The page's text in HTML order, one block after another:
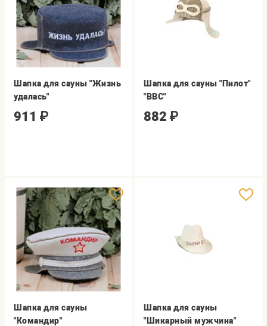
Шапка для сауны "Жизнь
удалась"
911 ₽
Шапка для сауны "Пилот"
"ВВС"
882 ₽
Шапка для сауны
"Командир"
Шапка для сауны
"Шикарный мужчина"